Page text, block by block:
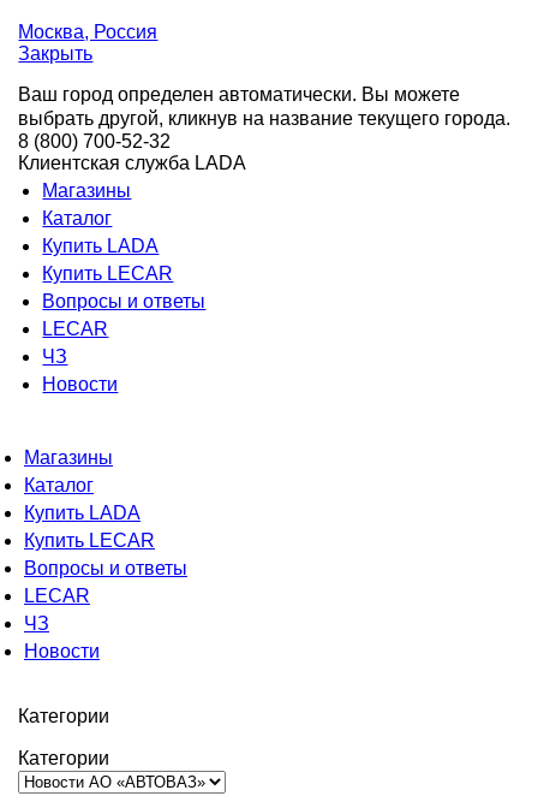
Москва, Россия
Закрыть
Ваш город определен автоматически. Вы можете
выбрать другой, кликнув на название текущего города.
8 (800) 700-52-32
Клиентская служба LADA
Магазины
Каталог
Купить LADA
Купить LECAR
Вопросы и ответы
LECAR
ЧЗ
Новости
Магазины
Каталог
Купить LADA
Купить LECAR
Вопросы и ответы
LECAR
ЧЗ
Новости
Категории
Категории